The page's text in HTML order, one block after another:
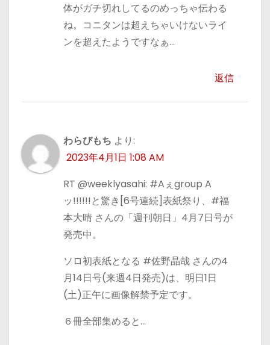
体がガチ切れしてるのめっちゃ伝わる
ね。コニタンは超えちゃいけないライ
ンを超えたようですなぁ…
返信
わらびもち より:
2023年4月1日 1:08 AM
RT @weeklyasahi: #Aぇgroup A
ッ!!!!!!と驚き[6号連続]表紙祭り、#福
本大晴 さんの「週刊朝日」4月7日号が
発売中。
ソロ初表紙となる #佐野晶哉 さんの4
月14日号(来週4日発売)は、明日1日
(土)正午に画像解禁予定です。
６冊全部集めると…